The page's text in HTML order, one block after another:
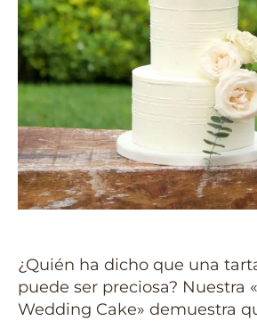
¿Quién ha dicho que una
puede ser preciosa? Nuestra
Wedding Cake» demuestra